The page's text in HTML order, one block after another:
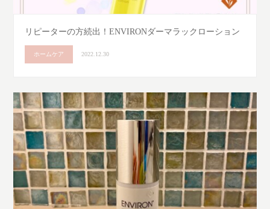
リピーターの方続出！ENVIRONダーマラックローション
ホームケア 2022.12.30